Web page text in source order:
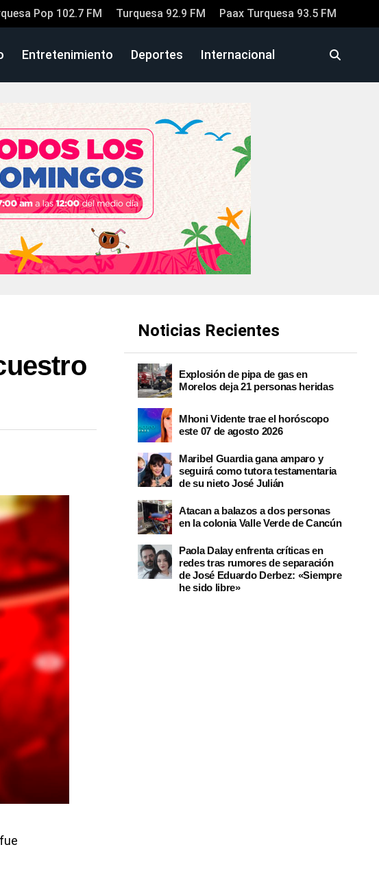
Pop 102.7 FM Turquesa 92.9 FM Paax Turquesa 93.5 FM
Entretenimiento Deportes Internacional
Noticias Recientes
Explosión de pipa de gas en
Morelos deja 21 personas heridas
Mhoni Vidente trae el horóscopo
este 07 de agosto 2026
Maribel Guardia gana amparo y
seguirá como tutora testamentaria
de su nieto José Julián
Atacan a balazos a dos personas
en la colonia Valle Verde de Cancún
Paola Dalay enfrenta críticas en
redes tras rumores de separación
de José Eduardo Derbez: «Siempre
he sido libre»